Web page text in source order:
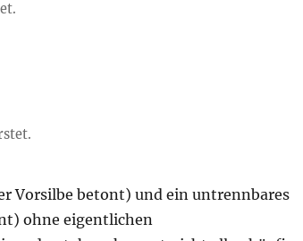
Vorsilbe betont) und ein untrennbares
ohne eigentlichen